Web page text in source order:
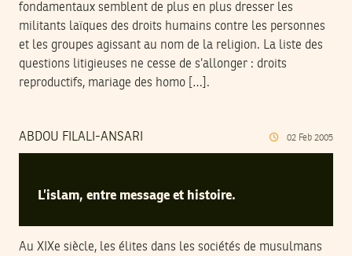
fondamentaux semblent de plus en plus dresser les
militants laïques des droits humains contre les personnes
et les groupes agissant au nom de la religion. La liste des
questions litigieuses ne cesse de s’allonger : droits
reproductifs, mariage des homo […].
ABDOU FILALI-ANSARI 02 Feb 2005
L’islam, entre message et histoire.
Au XIXe siècle, les élites dans les sociétés de musulmans